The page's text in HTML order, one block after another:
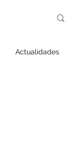
Actualidades